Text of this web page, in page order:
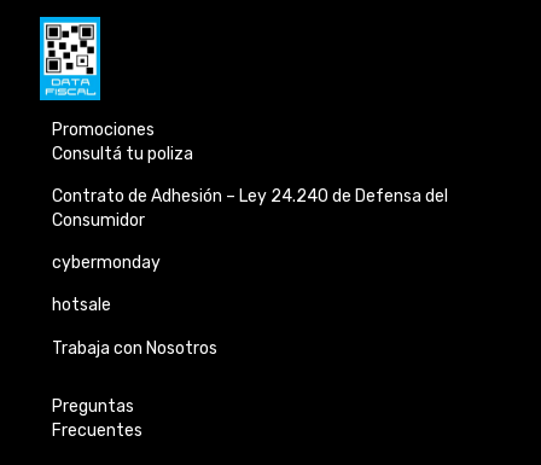
Promociones
Consultá tu poliza
Contrato de Adhesión – Ley 24.240 de Defensa del
Consumidor
cybermonday
hotsale
Trabaja con Nosotros
Preguntas
Frecuentes